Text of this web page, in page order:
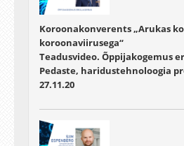
Koroonakonverents „Arukas
koroonaviirusega“
Teadusvideo. Õppijakogemus
Pedaste, haridustehnoloogia
27.11.20